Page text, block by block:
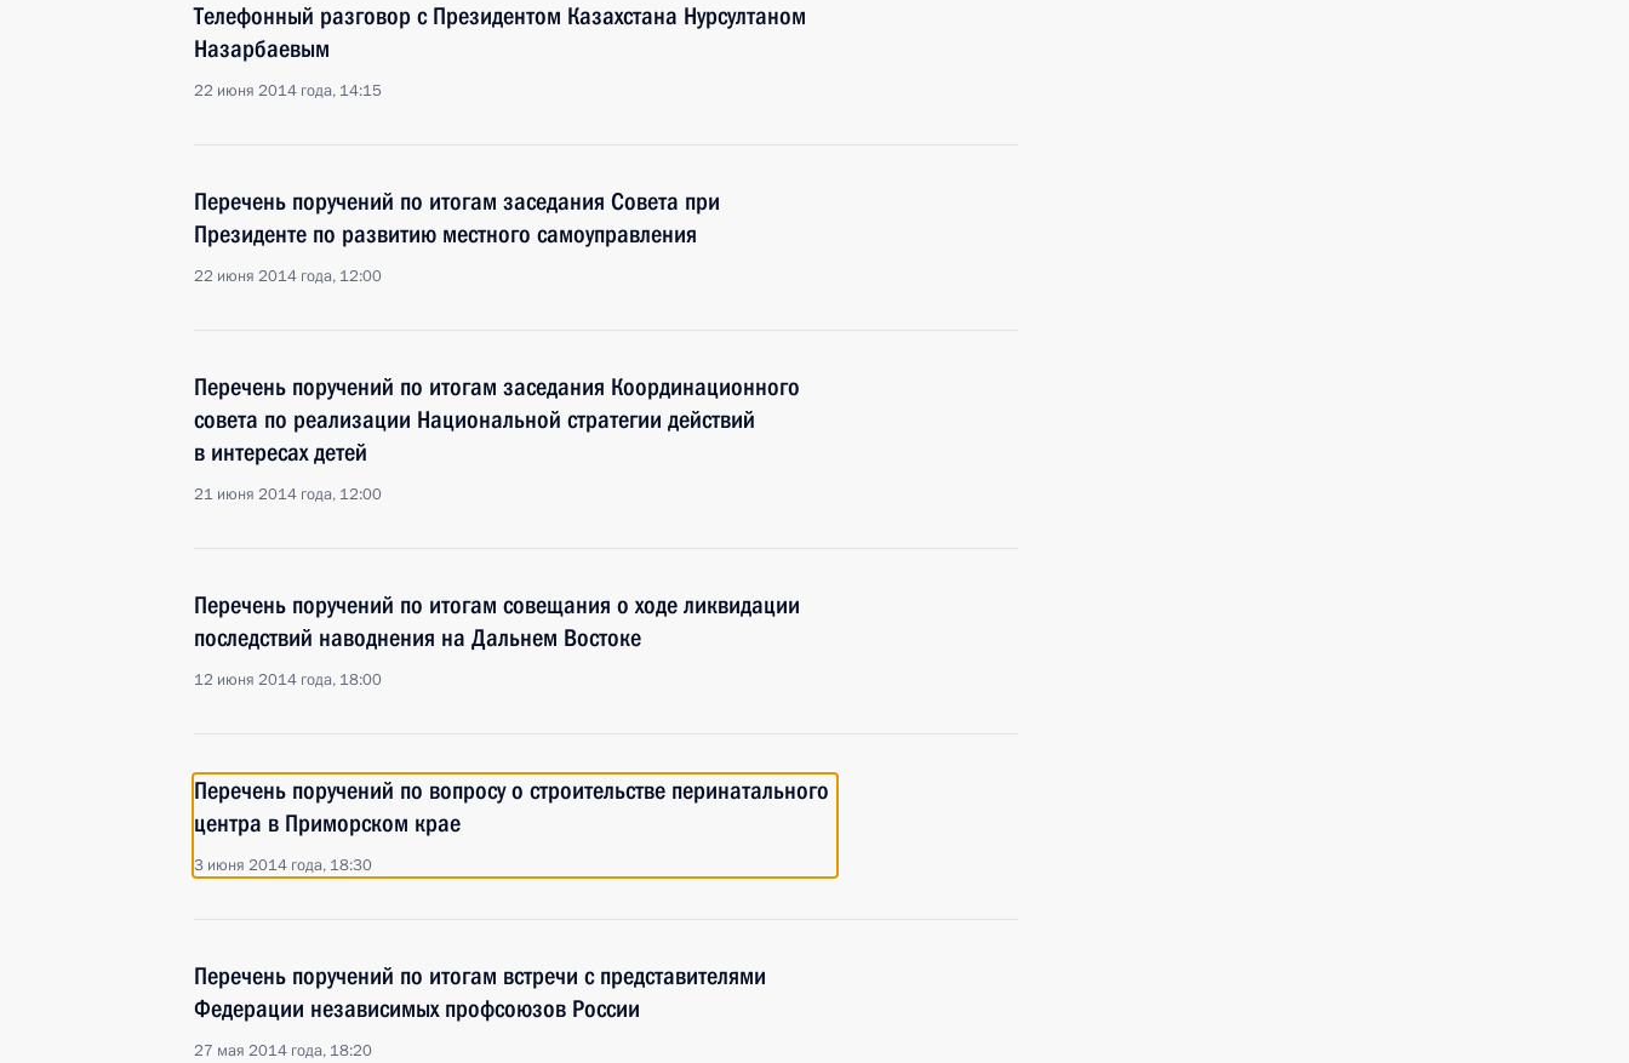
Телефонный разговор с Президентом Казахстана Нурсултаном
Назарбаевым
22 июня 2014 года, 14:15
Перечень поручений по итогам заседания Совета при
Президенте по развитию местного самоуправления
22 июня 2014 года, 12:00
Перечень поручений по итогам заседания Координационного
совета по реализации Национальной стратегии действий
в интересах детей
21 июня 2014 года, 12:00
Перечень поручений по итогам совещания о ходе ликвидации
последствий наводнения на Дальнем Востоке
12 июня 2014 года, 18:00
Перечень поручений по вопросу о строительстве перинатального
центра в Приморском крае
3 июня 2014 года, 18:30
Перечень поручений по итогам встречи с представителями
Федерации независимых профсоюзов России
27 мая 2014 года, 18:20